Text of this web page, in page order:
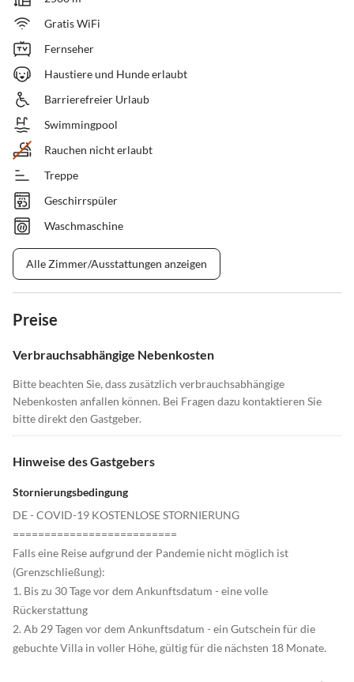
Gratis WiFi
Fernseher
Haustiere und Hunde erlaubt
Barrierefreier Urlaub
Swimmingpool
Rauchen nicht erlaubt
Treppe
Geschirrspüler
Waschmaschine
Alle Zimmer/Ausstattungen anzeigen
Preise
Verbrauchsabhängige Nebenkosten
Bitte beachten Sie, dass zusätzlich verbrauchsabhängige
Nebenkosten anfallen können. Bei Fragen dazu kontaktieren Sie
bitte direkt den Gastgeber.
Hinweise des Gastgebers
Stornierungsbedingung
DE - COVID-19 KOSTENLOSE STORNIERUNG
==========================
Falls eine Reise aufgrund der Pandemie nicht möglich ist
(Grenzschließung):
1. Bis zu 30 Tage vor dem Ankunftsdatum - eine volle
Rückerstattung
2. Ab 29 Tagen vor dem Ankunftsdatum - ein Gutschein für die
gebuchte Villa in voller Höhe, gültig für die nächsten 18 Monate.